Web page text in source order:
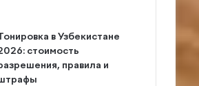
в Узбекистане
стоимость
правила и